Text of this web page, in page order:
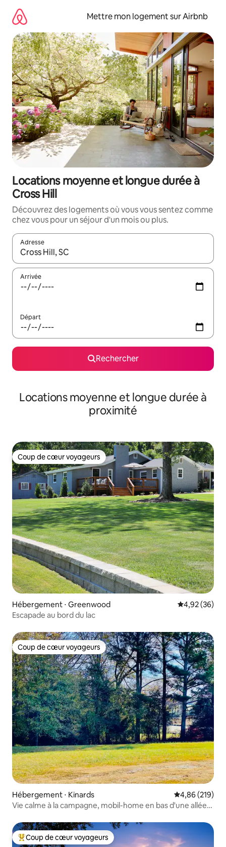
directement
contenu
Mettre mon logement sur Airbnb
Locations moyenne et longue durée à
Cross Hill
Découvrez des logements où vous vous sentez comme
chez vous pour un séjour d'un mois ou plus.
Adresse
Lorsque les résultats s'affichent, utilisez les flèches vers le
Arrivée
Départ
Rechercher
Locations moyenne et longue durée à
proximité
Coup de cœur voyageurs
Coup de cœur voyageurs
Hébergement ⋅ Greenwood Évaluation
4,92 (36)
Escapade au bord du lac
Coup de cœur voyageurs
Coup de cœur voyageurs
Hébergement ⋅ Kinards Évaluation
4,86 (219)
Vie calme à la campagne, mobil-home en bas d'une allée
Coups de cœur voyageurs les plus appréciés
Coup de cœur voyageurs